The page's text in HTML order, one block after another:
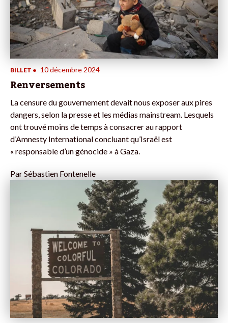
BILLET • 10 décembre 2024
Renversements
La censure du gouvernement devait nous exposer aux pires
dangers, selon la presse et les médias mainstream. Lesquels
ont trouvé moins de temps à consacrer au rapport
d’Amnesty International concluant qu’Israël est
« responsable d’un génocide » à Gaza.
ParSébastien Fontenelle